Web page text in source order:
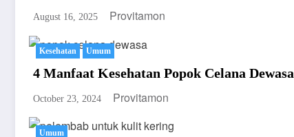
August 16, 2025 Provitamon
Kesehatan Umum
4 Manfaat Kesehatan Popok Celana Dewasa
October 23, 2024 Provitamon
Umum